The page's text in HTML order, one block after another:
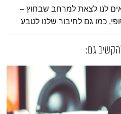
לנו לצאת למרחב שבחוץ –
כמו גם לחיבור שלנו לטבע
גם: